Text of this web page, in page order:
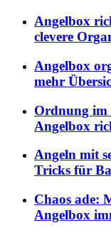
Angelbox
clevere
Angelbox
mehr
Ordnung im
Angelbox
Angeln mit
Tricks für
Chaos ade:
Angelbox